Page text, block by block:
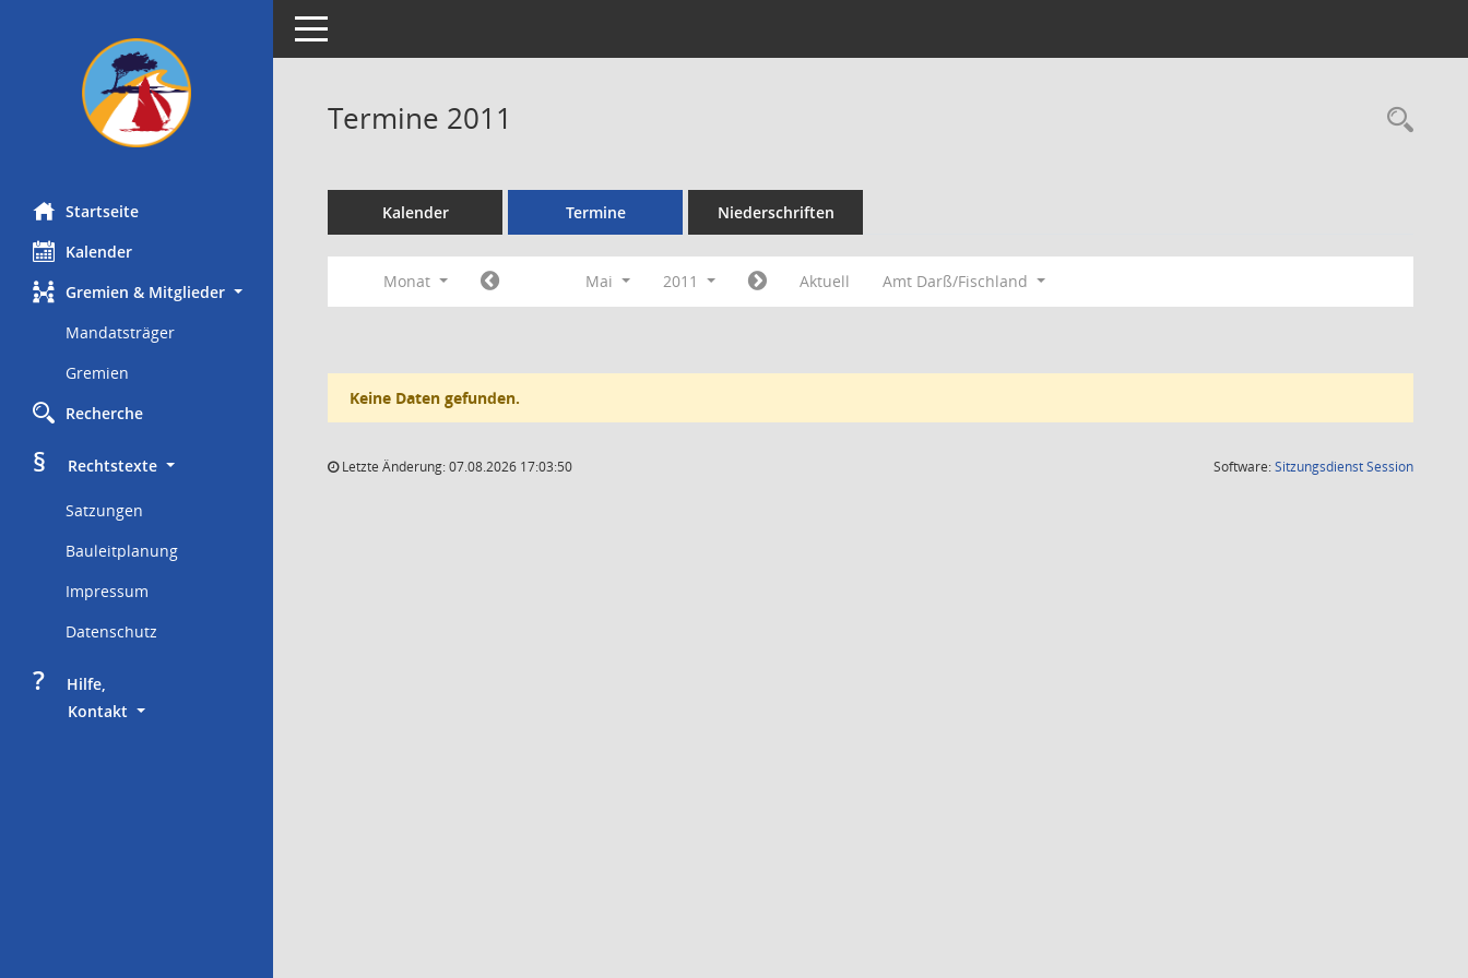
Startseite
Kalender
Gremien & Mitglieder
Mandatsträger
Gremien
Recherche
§
     Rechtstexte
Satzungen
Bauleitplanung
Impressum
Datenschutz
?
     Hilfe,
Kontakt
Toggle navigation
Termine 2011
Kalender Termine Niederschriften
Monat Mai 2011 Aktuell Amt Darß/Fischland
Keine Daten gefunden.
Letzte Änderung: 07.08.2026 17:03:50 Software:SitzungsdienstSession(Wird in